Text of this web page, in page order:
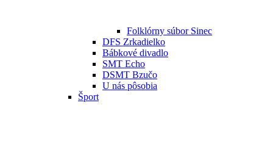
Folklórny súbor Sinec
DFS Zrkadielko
Bábkové divadlo
SMT Echo
DSMT Bzučo
U nás pôsobia
Šport